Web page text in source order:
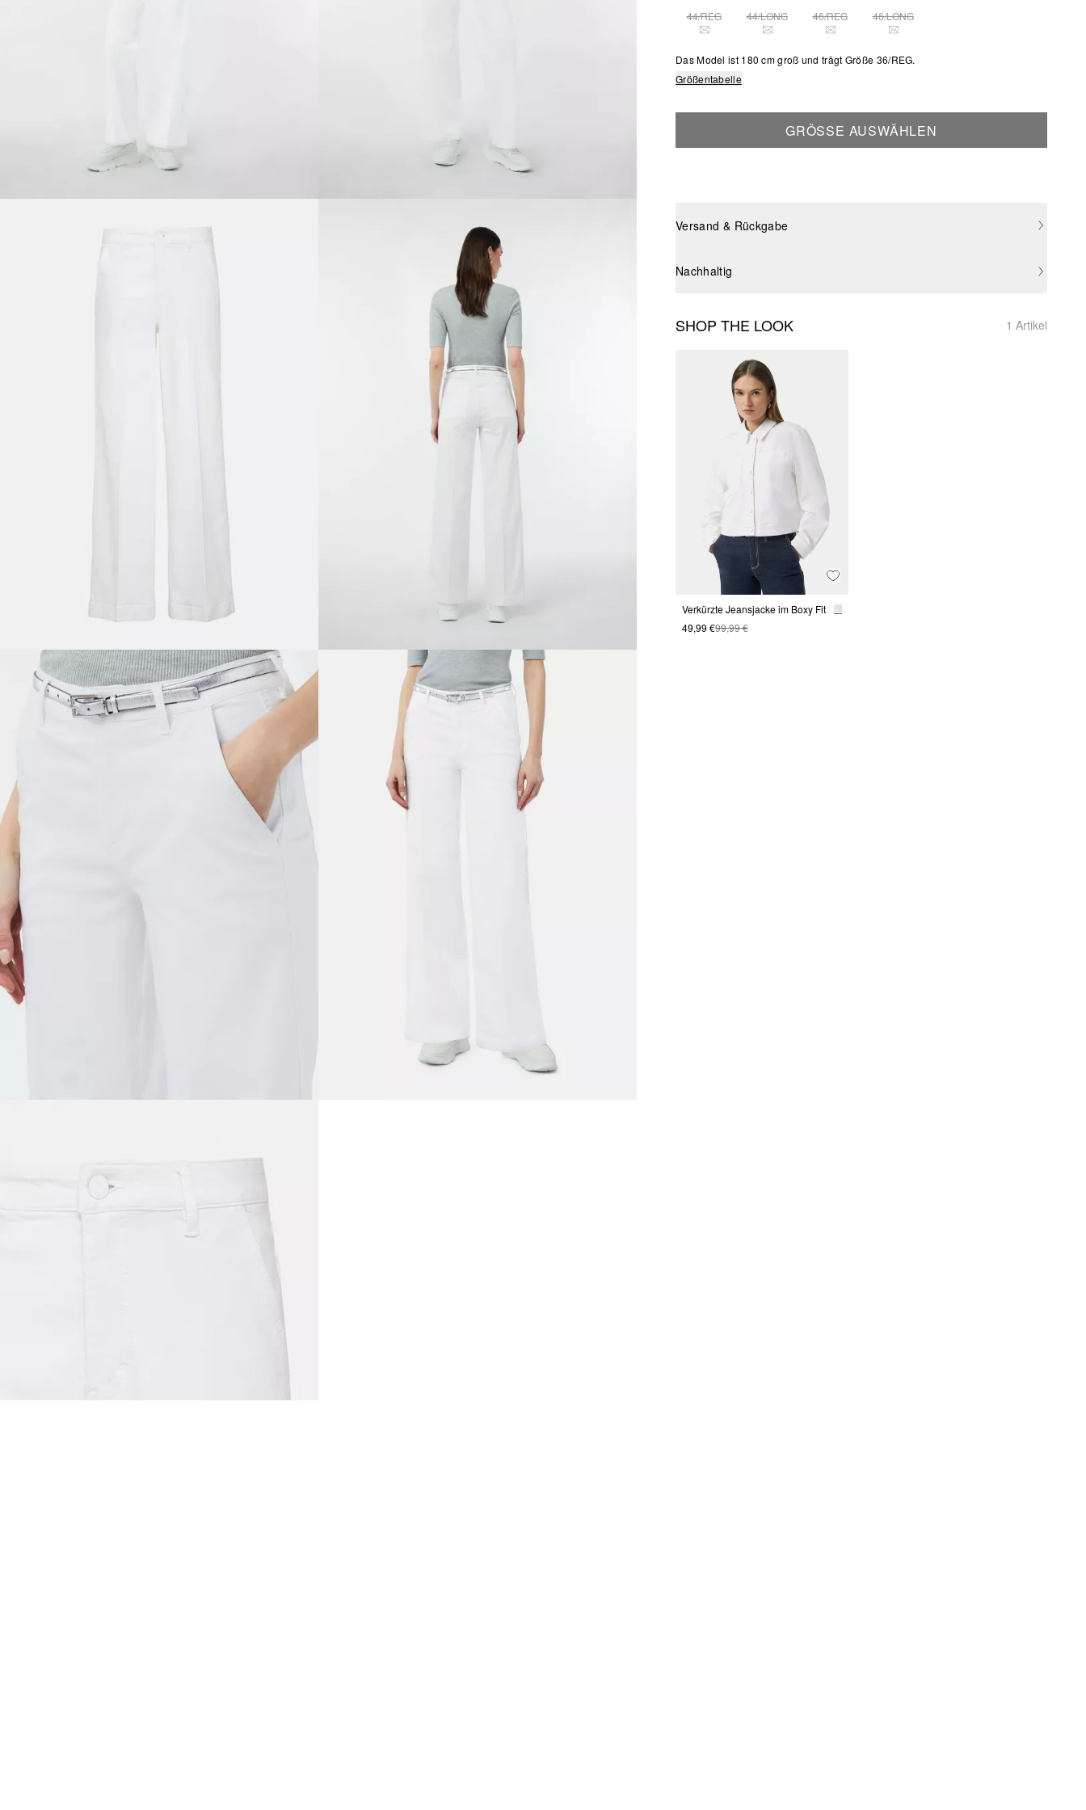
44/REG
DIESE GRÖSSE IST DERZEIT AUSVERKAUFT
44/LONG
DIESE GRÖSSE IST DERZEIT AUSVERKAUFT
46/REG
DIESE GRÖSSE IST DERZEIT AUSVERKAUFT
46/LONG
DIESE GRÖSSE IST DERZEIT
Das Model ist 180 cm groß und trägt Größe 36/REG.
Größentabelle
GRÖSSE AUSWÄHLEN
Versand & Rückgabe
Nachhaltig
SHOP THE LOOK 1 Artikel
Verkürzte Jeansjacke im Boxy Fit
49,99 €99,99 €